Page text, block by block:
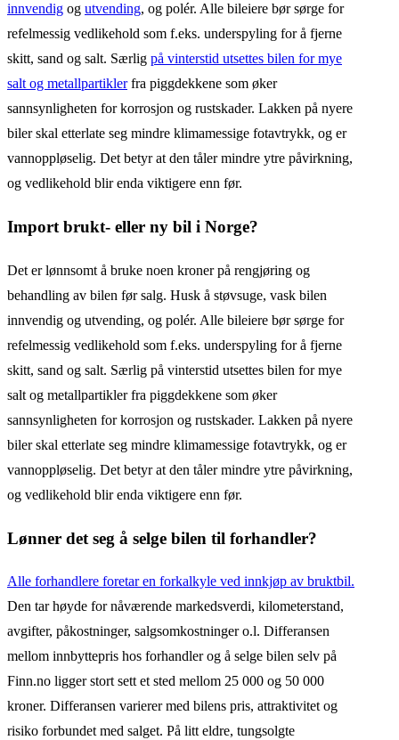
innvendig og utvending, og polér. Alle bileiere bør sørge for
refelmessig vedlikehold som f.eks. underspyling for å fjerne
skitt, sand og salt. Særlig på vinterstid utsettes bilen for mye
salt og metallpartiklerfra piggdekkene som øker
sannsynligheten for korrosjon og rustskader. Lakken på nyere
biler skal etterlate seg mindre klimamessige fotavtrykk, og er
vannoppløselig. Det betyr at den tåler mindre ytre påvirkning,
og vedlikehold blir enda viktigere enn før.
Import brukt- eller ny bil i Norge?
Det er lønnsomt å bruke noen kroner på rengjøring og
behandling av bilen før salg. Husk å støvsuge, vask bilen
innvendig og utvending, og polér. Alle bileiere bør sørge for
refelmessig vedlikehold som f.eks. underspyling for å fjerne
skitt, sand og salt. Særlig på vinterstid utsettes bilen for mye
salt og metallpartikler fra piggdekkene som øker
sannsynligheten for korrosjon og rustskader. Lakken på nyere
biler skal etterlate seg mindre klimamessige fotavtrykk, og er
vannoppløselig. Det betyr at den tåler mindre ytre påvirkning,
og vedlikehold blir enda viktigere enn før.
Lønner det seg å selge bilen til forhandler?
Alle forhandlere foretar en forkalkyle ved innkjøp av bruktbil.
Den tar høyde for nåværende markedsverdi, kilometerstand,
avgifter, påkostninger, salgsomkostninger o.l. Differansen
mellom innbyttepris hos forhandler og å selge bilen selv på
Finn.no ligger stort sett et sted mellom 25 000 og 50 000
kroner. Differansen varierer med bilens pris, attraktivitet og
risiko forbundet med salget. På litt eldre, tungsolgte